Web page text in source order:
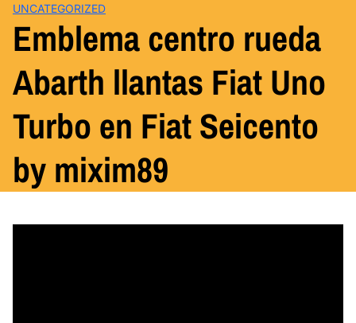
UNCATEGORIZED
Emblema centro rueda
Abarth llantas Fiat Uno
Turbo en Fiat Seicento
by mixim89